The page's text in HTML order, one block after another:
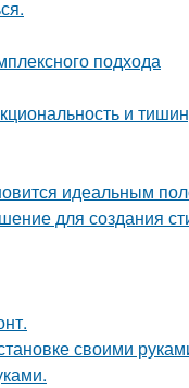
подхода
и
идеальным
для создания
своими